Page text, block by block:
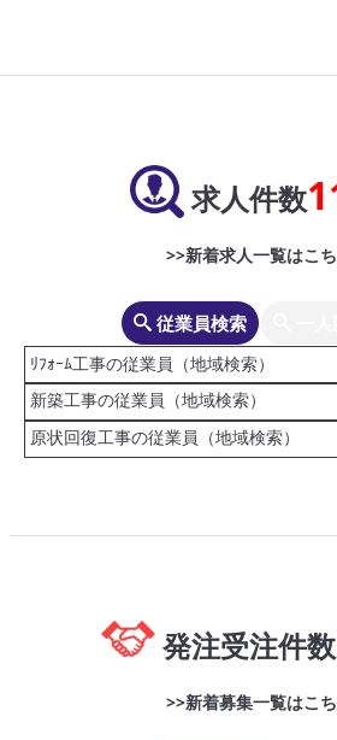
求人件数
>>新着求人一覧はこ
従業員検索
発注受注件数
>>新着募集一覧はこ